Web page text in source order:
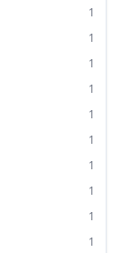
1
1
1
1
1
1
1
1
1
1